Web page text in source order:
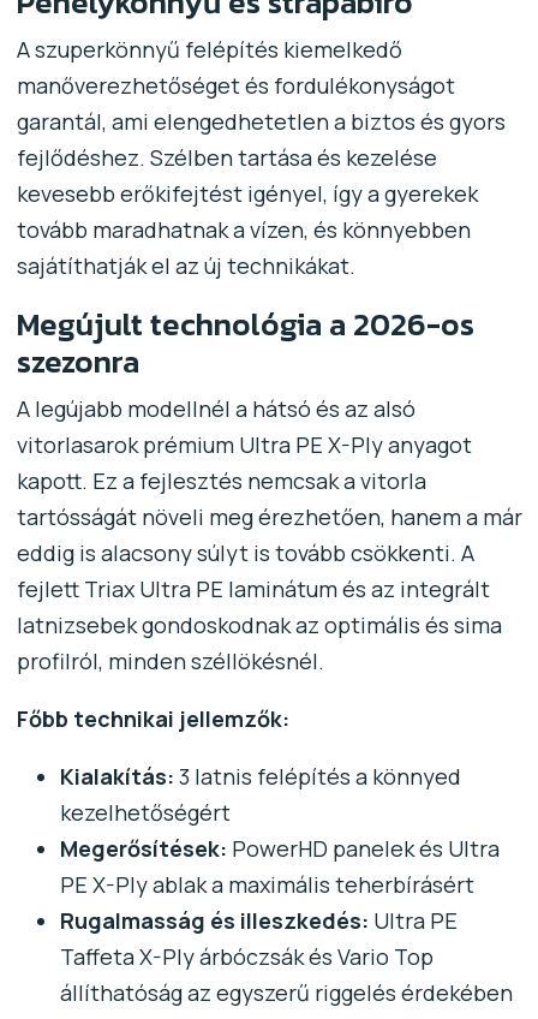
A szuperkönnyű felépítés kiemelkedő
manőverezhetőséget és fordulékonyságot
garantál, ami elengedhetetlen a biztos és gyors
fejlődéshez. Szélben tartása és kezelése
kevesebb erőkifejtést igényel, így a gyerekek
tovább maradhatnak a vízen, és könnyebben
sajátíthatják el az új technikákat.
Megújult technológia a 2026-os
szezonra
A legújabb modellnél a hátsó és az alsó
vitorlasarok prémium Ultra PE X-Ply anyagot
kapott. Ez a fejlesztés nemcsak a vitorla
tartósságát növeli meg érezhetően, hanem a már
eddig is alacsony súlyt is tovább csökkenti. A
fejlett Triax Ultra PE laminátum és az integrált
latnizsebek gondoskodnak az optimális és sima
profilról, minden széllökésnél.
Főbb technikai jellemzők:
Kialakítás: 3 latnis felépítés a könnyed
kezelhetőségért
Megerősítések: PowerHD panelek és Ultra
PE X-Ply ablak a maximális teherbírásért
Rugalmasság és illeszkedés: Ultra PE
Taffeta X-Ply árbóczsák és Vario Top
állíthatóság az egyszerű riggelés érdekében